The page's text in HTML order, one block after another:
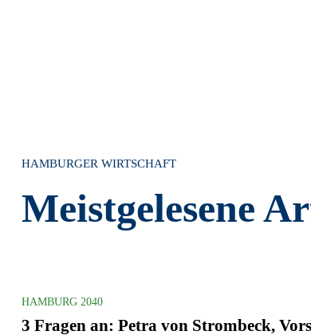
HAMBURGER WIRTSCHAFT
Meistgelesene
HAMBURG 2040
3 Fragen an: Petra von Strombeck,